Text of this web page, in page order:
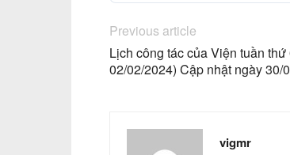
Previous article
Lịch công tác của Viện tuần
02/02/2024) Cập nhật ngày 30/
vigmr